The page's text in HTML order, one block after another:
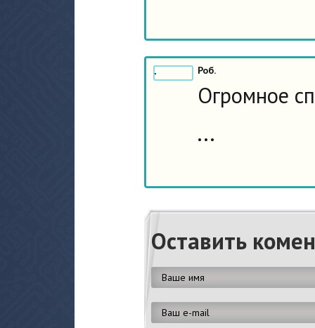
Роб.
Огромное
...
Оставить